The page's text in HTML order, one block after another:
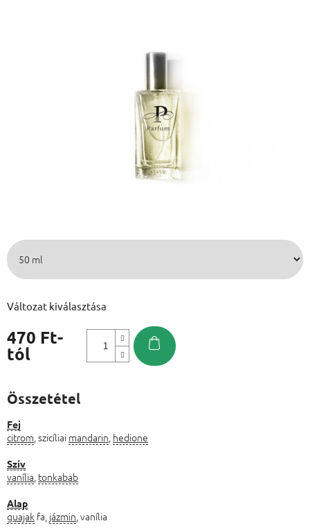
470 Ft-
tól
Változat kiválasztása
Összetétel
Fej
citrom , szicíliai mandarin hedione
Szív
vanília tonkabab
Alap
guajak fa, jázmin , vanília